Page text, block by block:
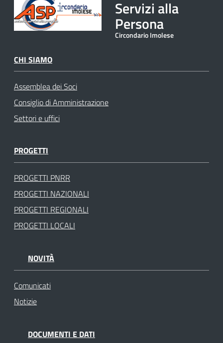
Servizi alla
Persona
Circondario Imolese
CHI SIAMO
Assemblea dei Soci
Consiglio di Amministrazione
Settori e uffici
PROGETTI
PROGETTI PNRR
PROGETTI NAZIONALI
PROGETTI REGIONALI
PROGETTI LOCALI
NOVITÀ
Comunicati
Notizie
DOCUMENTI E DATI